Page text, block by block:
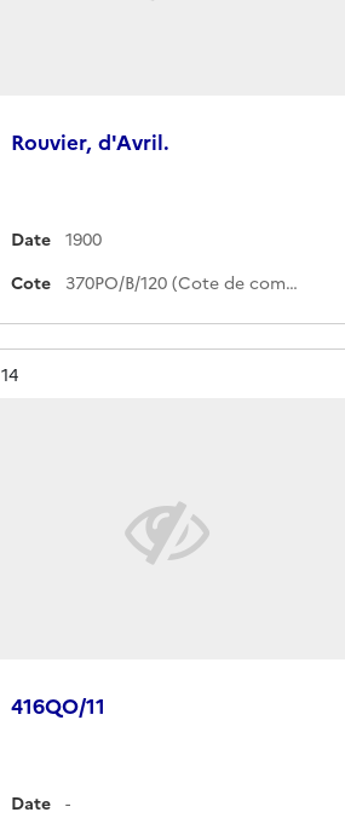
Rouvier, d'Avril.
Date
1900
Cote
370PO/B/120 (Cote de commande)
Résultat n°
14
416QO/11
Date
-